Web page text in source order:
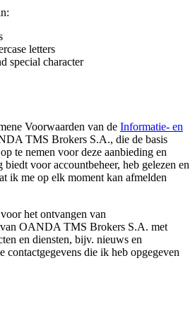
letters
special character
Voorwaarden van de Informatie- en
TMS Brokers S.A., die de basis
te nemen voor deze aanbieding en
voor accountbeheer, heb gelezen en
ik me op elk moment kan afmelden
het ontvangen van
OANDA TMS Brokers S.A. met
en diensten, bijv. nieuws en
contactgegevens die ik heb opgegeven